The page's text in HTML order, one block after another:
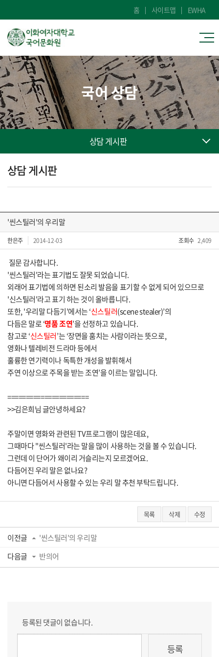
홈 사이트맵 EWHA
국어 상담
상담 게시판
상담 게시판
'씬스틸러'의 우리말
한은주 2014-12-03 조회수 2,409
질문 감사합니다.
'씬스틸러'라는 표기법도 잘못 되었습니다.
외래어 표기법에 의하면 된소리 발음을 표기할 수 없게 되어 있으므로
'신스틸러'라고 표기 하는 것이 올바릅니다.
또한, '우리말 다듬기’에서는 ‘신스틸러(scene stealer)’의
다듬은 말로 ‘명품 조연’을 선정하고 있습니다.
참고로 ‘신스틸러’는 ‘장면을 훔치는 사람이라는 뜻으로,
영화나 텔레비전 드라마 등에서
훌륭한 연기력이나 독특한 개성을 발휘해서
주연 이상으로 주목을 받는 조연’을 이르는 말입니다.
======================
>>김은희님 글안녕하세요?
주말이면 영화와 관련된 TV프로그램이 많은데요,
그때마다 ''씬스틸러'라는 말을 많이 사용하는 것을 볼 수 있습니다.
그런데 이 단어가 왜이리 거슬리는지 모르겠어요.
다듬어진 우리 말은 없나요?
아니면 다듬어서 사용할 수 있는 우리 말 추천 부탁드립니다.
목록 삭제 수정
이전글
'씬스틸러'의 우리말
다음글
반의어
등록된 댓글이 없습니다.